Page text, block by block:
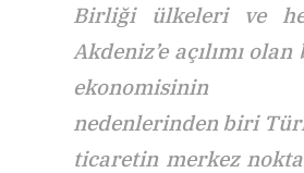
Birliği ülkeleri ve
Akdeniz’e açılımı
ekonomisinin
nedenlerinden biri
ticaretin merkez